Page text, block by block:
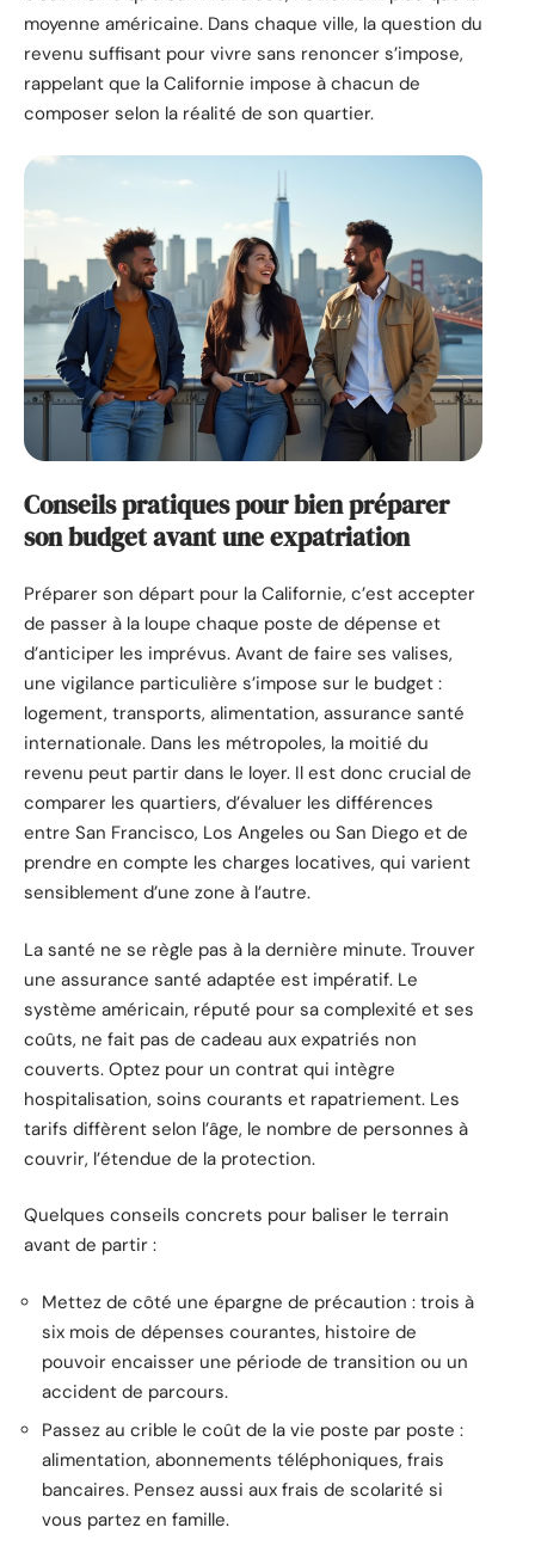
moyenne américaine. Dans chaque ville, la question du
revenu suffisant pour vivre sans renoncer s’impose,
rappelant que la Californie impose à chacun de
composer selon la réalité de son quartier.
Conseils pratiques pour bien préparer
son budget avant une expatriation
Préparer son départ pour la Californie, c’est accepter
de passer à la loupe chaque poste de dépense et
d’anticiper les imprévus. Avant de faire ses valises,
une vigilance particulière s’impose sur le budget :
logement, transports, alimentation, assurance santé
internationale. Dans les métropoles, la moitié du
revenu peut partir dans le loyer. Il est donc crucial de
comparer les quartiers, d’évaluer les différences
entre San Francisco, Los Angeles ou San Diego et de
prendre en compte les charges locatives, qui varient
sensiblement d’une zone à l’autre.
La santé ne se règle pas à la dernière minute. Trouver
une assurance santé adaptée est impératif. Le
système américain, réputé pour sa complexité et ses
coûts, ne fait pas de cadeau aux expatriés non
couverts. Optez pour un contrat qui intègre
hospitalisation, soins courants et rapatriement. Les
tarifs diffèrent selon l’âge, le nombre de personnes à
couvrir, l’étendue de la protection.
Quelques conseils concrets pour baliser le terrain
avant de partir :
Mettez de côté une épargne de précaution : trois à
six mois de dépenses courantes, histoire de
pouvoir encaisser une période de transition ou un
accident de parcours.
Passez au crible le coût de la vie poste par poste :
alimentation, abonnements téléphoniques, frais
bancaires. Pensez aussi aux frais de scolarité si
vous partez en famille.